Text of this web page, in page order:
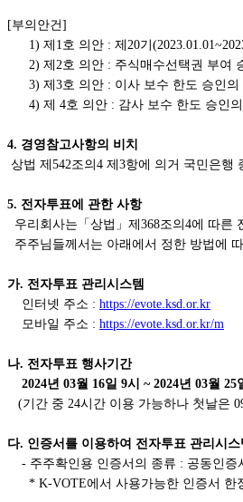
[부의안건]
1) 제1호 의안 : 제20기
2) 제2호 의안 : 주식매수선택권 부여
3) 제3호 의안 : 이사 보수 한도 승인의
4) 제 4호 의안 : 감사 보수 한도 승인의
4. 경영참고사항의 비치
상법 제542조의4 제3항에 의거 국민은
5. 전자투표에 관한 사항
우리회사는「상법」제368조의4에 따른
주주님들께서는 아래에서 정한 방법에
가. 전자투표 관리시스템
인터넷 주소 : https://evote.ksd.or.kr
모바일 주소 : https://evote.ksd.or.kr/m
나. 전자투표 행사기간
2024년 03월 16일 9시 ~ 2024년 03월 25
(기간 중 24시간 이용 가능하나 첫날은
다. 인증서를 이용하여 전자투표 관리시
- 주주확인용 인증서의 종류 : 공동인증
* K-VOTE에서 사용가능한 인증서 한